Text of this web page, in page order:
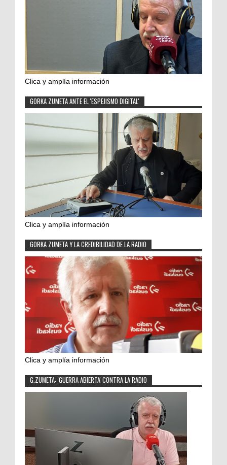
Clica y amplía información
GORKA ZUMETA ANTE EL 'ESPEJISMO DIGITAL'
Clica y amplía información
GORKA ZUMETA Y LA CREDIBILIDAD DE LA RADIO
Clica y amplía información
G.ZUMETA: 'GUERRA ABIERTA' CONTRA LA RADIO